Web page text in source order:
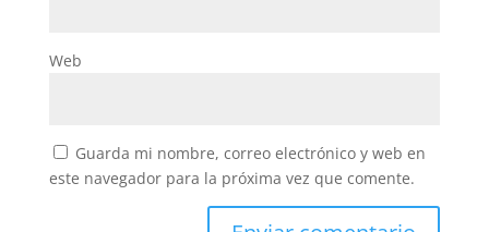
Web
Guarda mi nombre, correo electrónico y web en
este navegador para la próxima vez que comente.